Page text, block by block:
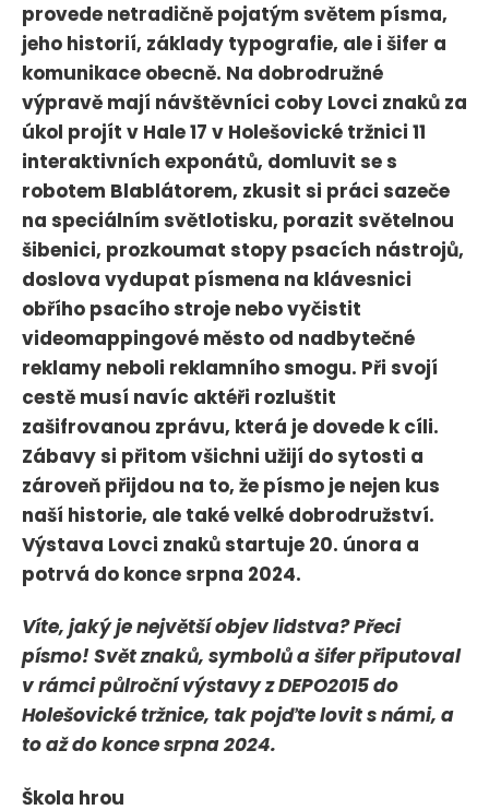
provede netradičně pojatým světem písma,
jeho historií, základy typografie, ale i šifer a
komunikace obecně. Na dobrodružné
výpravě mají návštěvníci coby Lovci znaků za
úkol projít v Hale 17 v Holešovické tržnici 11
interaktivních exponátů, domluvit se s
robotem Blablátorem, zkusit si práci sazeče
na speciálním světlotisku, porazit světelnou
šibenici, prozkoumat stopy psacích nástrojů,
doslova vydupat písmena na klávesnici
obřího psacího stroje nebo vyčistit
videomappingové město od nadbytečné
reklamy neboli reklamního smogu. Při svojí
cestě musí navíc aktéři rozluštit
zašifrovanou zprávu, která je dovede k cíli.
Zábavy si přitom všichni užijí do sytosti a
zároveň přijdou na to, že písmo je nejen kus
naší historie, ale také velké dobrodružství.
Výstava Lovci znaků startuje 20. února a
potrvá do konce srpna 2024.
Víte, jaký je největší objev lidstva? Přeci
písmo! Svět znaků, symbolů a šifer připutoval
v rámci půlroční výstavy z DEPO2015 do
Holešovické tržnice, tak pojďte lovit s námi, a
to až do konce srpna 2024.
Škola hrou